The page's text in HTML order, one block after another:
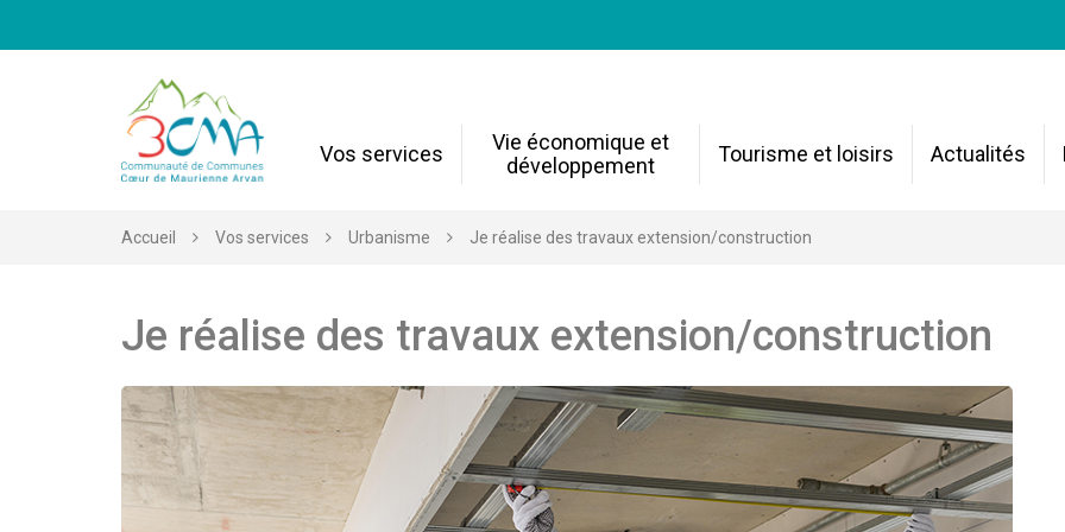
Vos services
Vie économique et
développement
Tourisme et loisirs Actualités
Accueil Vos services Urbanisme Je réalise des travaux extension/construction
Je réalise des travaux extension/construction